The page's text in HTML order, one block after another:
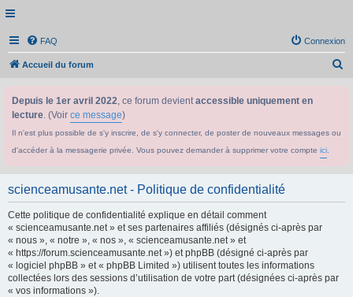
FAQ Connexion
Accueil du forum
Depuis le 1er avril 2022, ce forum devientaccessible uniquement en
lecture. (Voir ce message)
Il n'est plus possible de s'y inscrire, de s'y connecter, de poster de nouveaux messages ou
d'accéder à la messagerie privée. Vous pouvez demander à supprimer votre compte ici
scienceamusante.net - Politique de confidentialité
Cette politique de confidentialité explique en détail comment
« scienceamusante.net » et ses partenaires affiliés (désignés ci-après par
« nous », « notre », « nos », « scienceamusante.net » et
« https://forum.scienceamusante.net ») et phpBB (désigné ci-après par
« logiciel phpBB » et « phpBB Limited ») utilisent toutes les informations
collectées lors des sessions d’utilisation de votre part (désignées ci-après par
« vos informations »).